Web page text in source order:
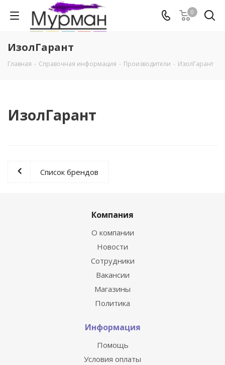
0
ИзолГарант
Главная - Справочная информация - Производители - ИзолГарант
ИзолГарант
Список брендов
Компания
О компании
Новости
Сотрудники
Вакансии
Магазины
Политика
Информация
Помощь
Условия оплаты